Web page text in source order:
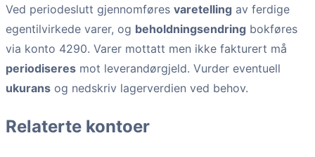
Ved periodeslutt gjennomføres varetelling av ferdige
egentilvirkede varer, og beholdningsendring bokføres
via konto 4290. Varer mottatt men ikke fakturert må
periodiseres mot leverandørgjeld. Vurder eventuell
ukurans og nedskriv lagerverdien ved behov.
Relaterte kontoer